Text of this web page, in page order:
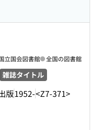
雑誌タイトル
版1952-<Z7-371>
立国会図書館 全国の図書館